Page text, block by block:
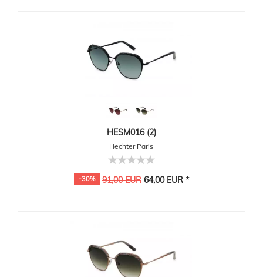
HESM016 (2)
Hechter Paris
-30% 91,00 EUR64,00 EUR *